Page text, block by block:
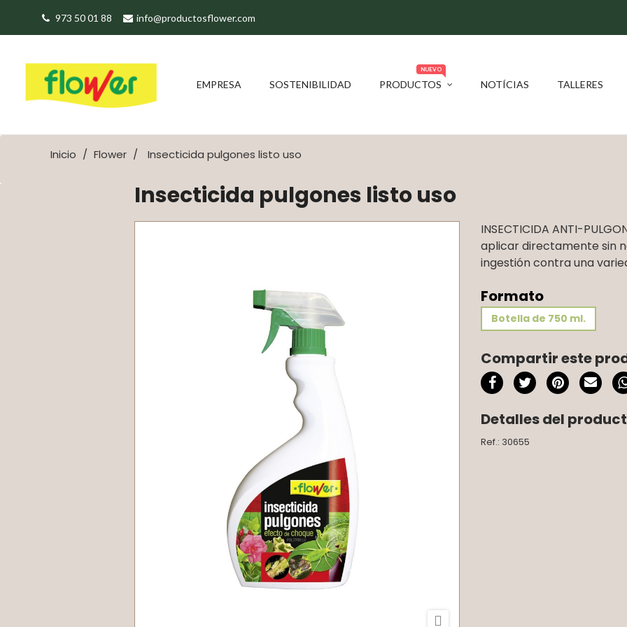
973 50 01 88 info@productosflower.com
EMPRESA SOSTENIBILIDAD PRODUCTOS
NUEVO
NOTÍCIAS TALLERES
Inicio Flower Insecticida pulgones listo uso
Insecticida pulgones listo uso

INSECTICIDA ANTI-
aplicar directamente sin
ingestión contra una
Formato
Botella de 750 ml.
Compartir este
Detalles del
Ref.: 30655